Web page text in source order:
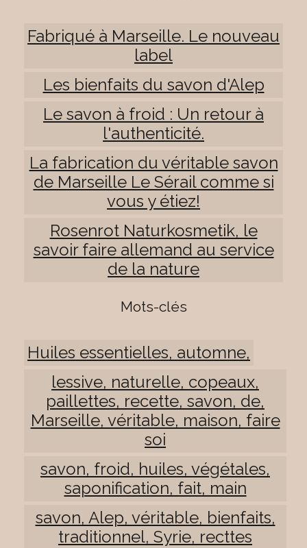
Fabriqué à Marseille. Le nouveau
label
Les bienfaits du savon d'Alep
Le savon à froid : Un retour à
l'authenticité.
La fabrication du véritable savon
de Marseille Le Sérail comme si
vous y étiez!
Rosenrot Naturkosmetik, le
savoir faire allemand au service
de la nature
Mots-clés
Huiles essentielles, automne,
lessive, naturelle, copeaux,
paillettes, recette, savon, de,
Marseille, véritable, maison, faire
soi
savon, froid, huiles, végétales,
saponification, fait, main
savon, Alep, véritable, bienfaits,
traditionnel, Syrie, recttes